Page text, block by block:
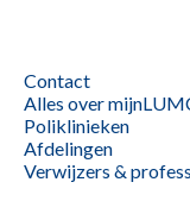
Contact
Alles over
Poliklinieken
Afdelingen
Verwijzers &